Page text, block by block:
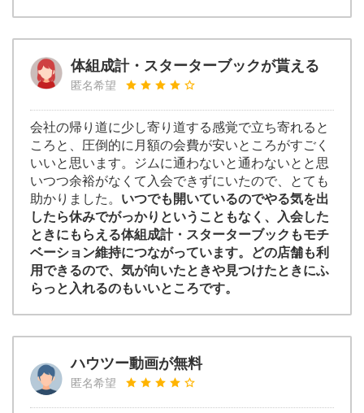
体組成計・スターターブックが貰える
匿名希望
会社の帰り道に少し寄り道する感覚で立ち寄れると
ころと、圧倒的に月額の会費が安いところがすごく
いいと思います。ジムに通わないと通わないとと思
いつつ余裕がなくて入会できずにいたので、とても
助かりました。 いつでも開いているのでやる気を出
したら休みでがっかりということもなく、入会した
ときにもらえる体組成計・スターターブックもモチ
ベーション維持につながっています。どの店舗も利
用できるので、気が向いたときや見つけたときにふ
らっと入れるのもいいところです。
ハウツー動画が無料
匿名希望